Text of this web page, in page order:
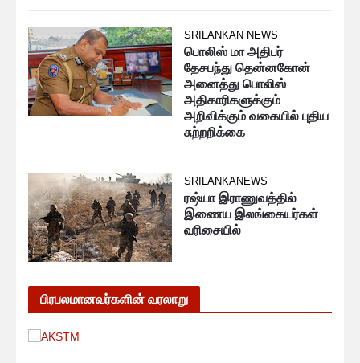
SRILANKAN NEWS
பொலிஸ் மா அதிபர்
தேசபந்து தென்னகோன்
அனைத்து பொலிஸ்
அதிகாரிகளுக்கும்
அறிவிக்கும் வகையில் புதிய
சுற்றறிக்கை
SRILANKANEWS
ரஷ்யா இராணுவத்தில்
இணைய இலங்கையர்கள்
வரிசையில்
பிரபலமானவர்களின் வரலாறு